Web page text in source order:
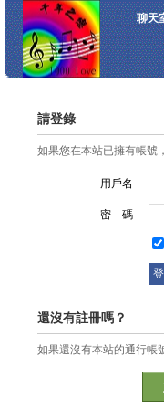
聊天
請登錄
如果您在本站已擁有帳號
用戶名
密 碼
還沒有註冊嗎？
如果還沒有本站的通行帳